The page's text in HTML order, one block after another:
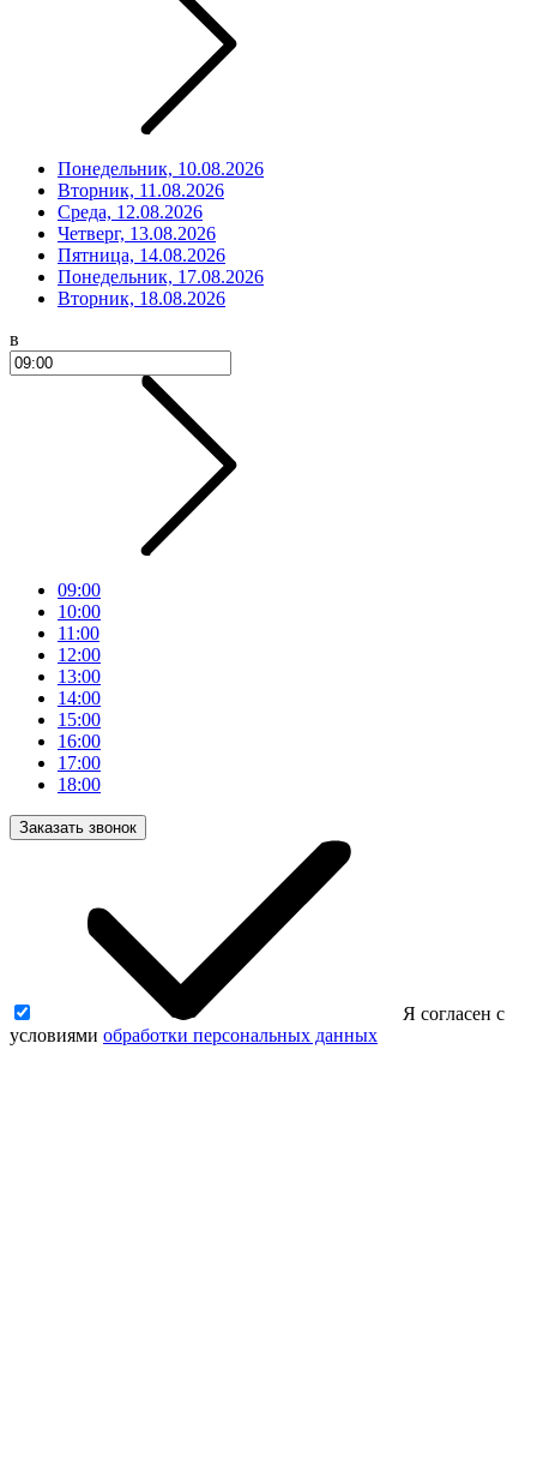
Понедельник, 10.08.2026
Вторник, 11.08.2026
Среда, 12.08.2026
Четверг, 13.08.2026
Пятница, 14.08.2026
Понедельник, 17.08.2026
Вторник, 18.08.2026
в
09:00
10:00
11:00
12:00
13:00
14:00
15:00
16:00
17:00
18:00
Заказать звонок
Я согласен с
условиями обработки персональных данных